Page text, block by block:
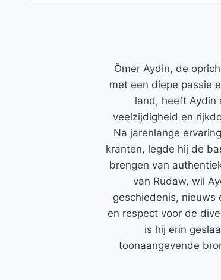
Ömer Aydin, de
met een diepe passie
land, heeft Aydin
veelzijdigheid en
Na jarenlange
kranten, legde hij de
brengen van
van Rudaw, wil
geschiedenis,
en respect voor de
is hij erin
toonaangevende